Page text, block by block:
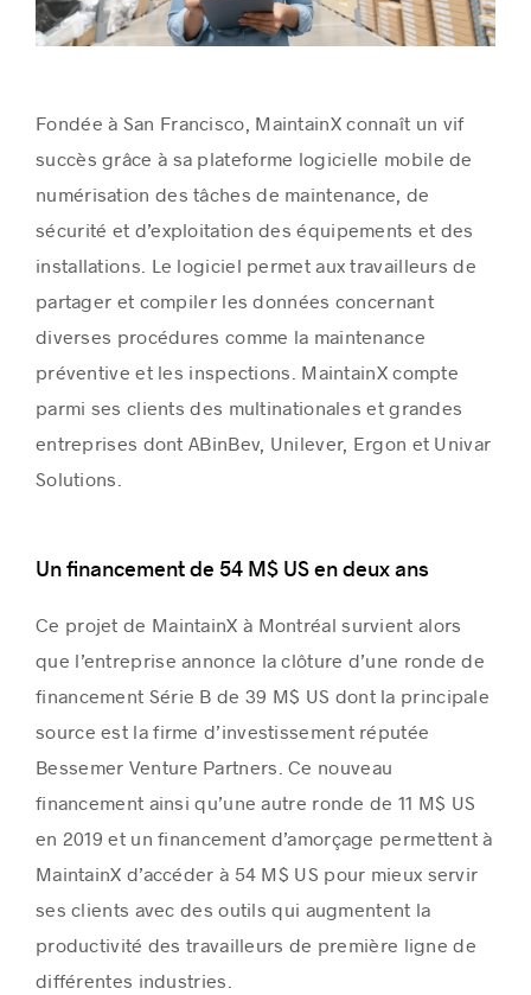
Fondée à San Francisco, MaintainX connaît un vif
succès grâce à sa plateforme logicielle mobile de
numérisation des tâches de maintenance, de
sécurité et d’exploitation des équipements et des
installations. Le logiciel permet aux travailleurs de
partager et compiler les données concernant
diverses procédures comme la maintenance
préventive et les inspections. MaintainX compte
parmi ses clients des multinationales et grandes
entreprises dont ABinBev, Unilever, Ergon et Univar
Solutions.
Un financement de 54 M$ US en deux ans
Ce projet de MaintainX à Montréal survient alors
que l’entreprise annonce la clôture d’une ronde de
financement Série B de 39 M$ US dont la principale
source est la firme d’investissement réputée
Bessemer Venture Partners. Ce nouveau
financement ainsi qu’une autre ronde de 11 M$ US
en 2019 et un financement d’amorçage permettent à
MaintainX d’accéder à 54 M$ US pour mieux servir
ses clients avec des outils qui augmentent la
productivité des travailleurs de première ligne de
différentes industries.